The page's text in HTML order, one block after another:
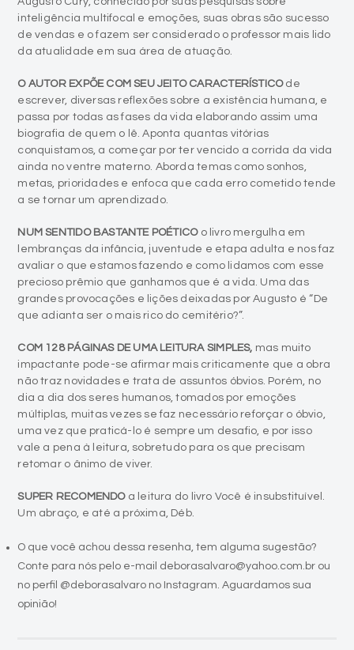
inteligência multifocal e emoções, suas obras são sucesso
de vendas e o fazem ser considerado o professor mais lido
da atualidade em sua área de atuação.
O AUTOR EXPÕE COM SEU JEITO CARACTERÍSTICOde
escrever, diversas reflexões sobre a existência humana, e
passa por todas as fases da vida elaborando assim uma
biografia de quem o lê. Aponta quantas vitórias
conquistamos, a começar por ter vencido a corrida da vida
ainda no ventre materno. Aborda temas como sonhos,
metas, prioridades e enfoca que cada erro cometido tende
a se tornar um aprendizado.
NUM SENTIDO BASTANTE POÉTICOo livro mergulha em
lembranças da infância, juventude e etapa adulta e nos faz
avaliar o que estamos fazendo e como lidamos com esse
precioso prêmio que ganhamos que é a vida. Uma das
grandes provocações e lições deixadas por Augusto é “De
que adianta ser o mais rico do cemitério?”.
COM 128 PÁGINAS DE UMA LEITURA SIMPLES, mas muito
impactante pode-se afirmar mais criticamente que a obra
não traz novidades e trata de assuntos óbvios. Porém, no
dia a dia dos seres humanos, tomados por emoções
múltiplas, muitas vezes se faz necessário reforçar o óbvio,
uma vez que praticá-lo é sempre um desafio, e por isso
vale a pena à leitura, sobretudo para os que precisam
retomar o ânimo de viver.
SUPER RECOMENDO a leitura do livro Você é insubstituível.
Um abraço, e até a próxima, Déb.
O que você achou dessa resenha, tem alguma sugestão?
Conte para nós pelo e-mail deborasalvaro@yahoo.com.br ou
no perfil @deborasalvaro no Instagram. Aguardamos sua
opinião!